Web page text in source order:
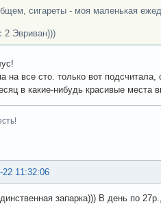
сигареты - моя маленькая
2 Эвриван)))
на все сто. только вот
в какие-нибудь красивые места
22 11:32:06
запарка))) В день по